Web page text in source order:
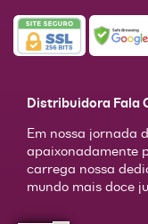
Distribuidora Fala
Em nossa jornada
apaixonadamente
carrega nossa
mundo mais doce